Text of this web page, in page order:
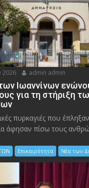
2026 admin admin
Ιωαννίνων
για τη στήριξη
πυρκαγιές που
άφησαν πίσω τους
Επικαιρότητα Νέα των